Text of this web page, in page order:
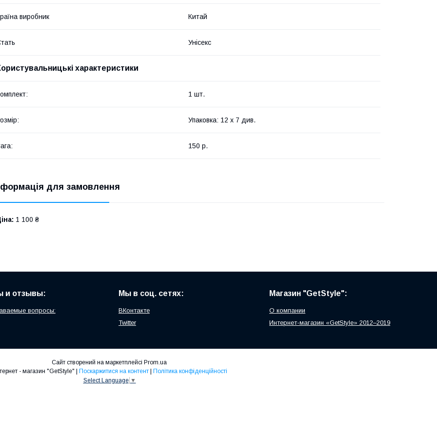
виробник Китай
Унісекс
характеристики
1 шт.
Упаковка: 12 х 7 див.
150 р.
для замовлення
1 100 ₴
и отзывы:
вопросы:
Мы в соц. сетях:
ВКонтакте
Twitter
Магазин "GetStyle":
О компании
Интернет-магазин «GetStyle» 2012–2019
Сайт створений на маркетплейсі Prom.ua
Поскаржитися на контент
Політика конфіденційності
Select Language ▼